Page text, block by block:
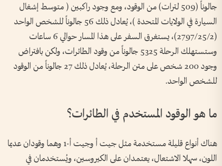
جالوناً (509 لترات) من الوقود، ومع وجود راكبين ( متوسط ​​إشغال
السيارة في الولايات المتحدة )، يُعادل ذلك 56 جالوناً للشخص الواحد
(2797/25/2)، يستغرق السفر على هذا المسار حوالي 6 ساعات
وستستهلك الرحلة 5325 جالوناً من وقود الطائرات، ولكن بافتراض
وجود 200 شخص على متن الرحلة، يُعادل ذلك 27 جالوناً من الوقود
للشخص الواحد.
ما هو الوقود المستخدم في الطائرات؟
هناك أنواع قليلة مستخدمة مثل جيت أ وجيت أ-1 وهما وقودان عديما
اللون، سهلا الاشتعال، يعتمدان على الكيروسين، ويُستخدمان في